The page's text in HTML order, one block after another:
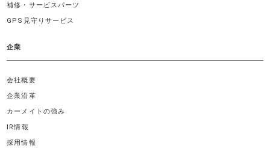
補修・サービスパーツ
GPS見守りサービス
企業
会社概要
企業沿革
カーメイトの強み
IR情報
採用情報